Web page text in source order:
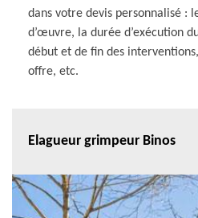
dans votre devis personnalisé :
d’œuvre, la durée d’exécution
début et de fin des
offre, etc.
Elagueur grimpeur Binos